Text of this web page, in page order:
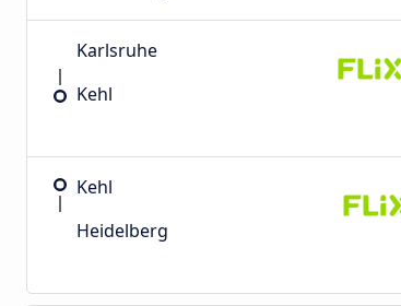
Karlsruhe
Kehl
Kehl
Heidelberg